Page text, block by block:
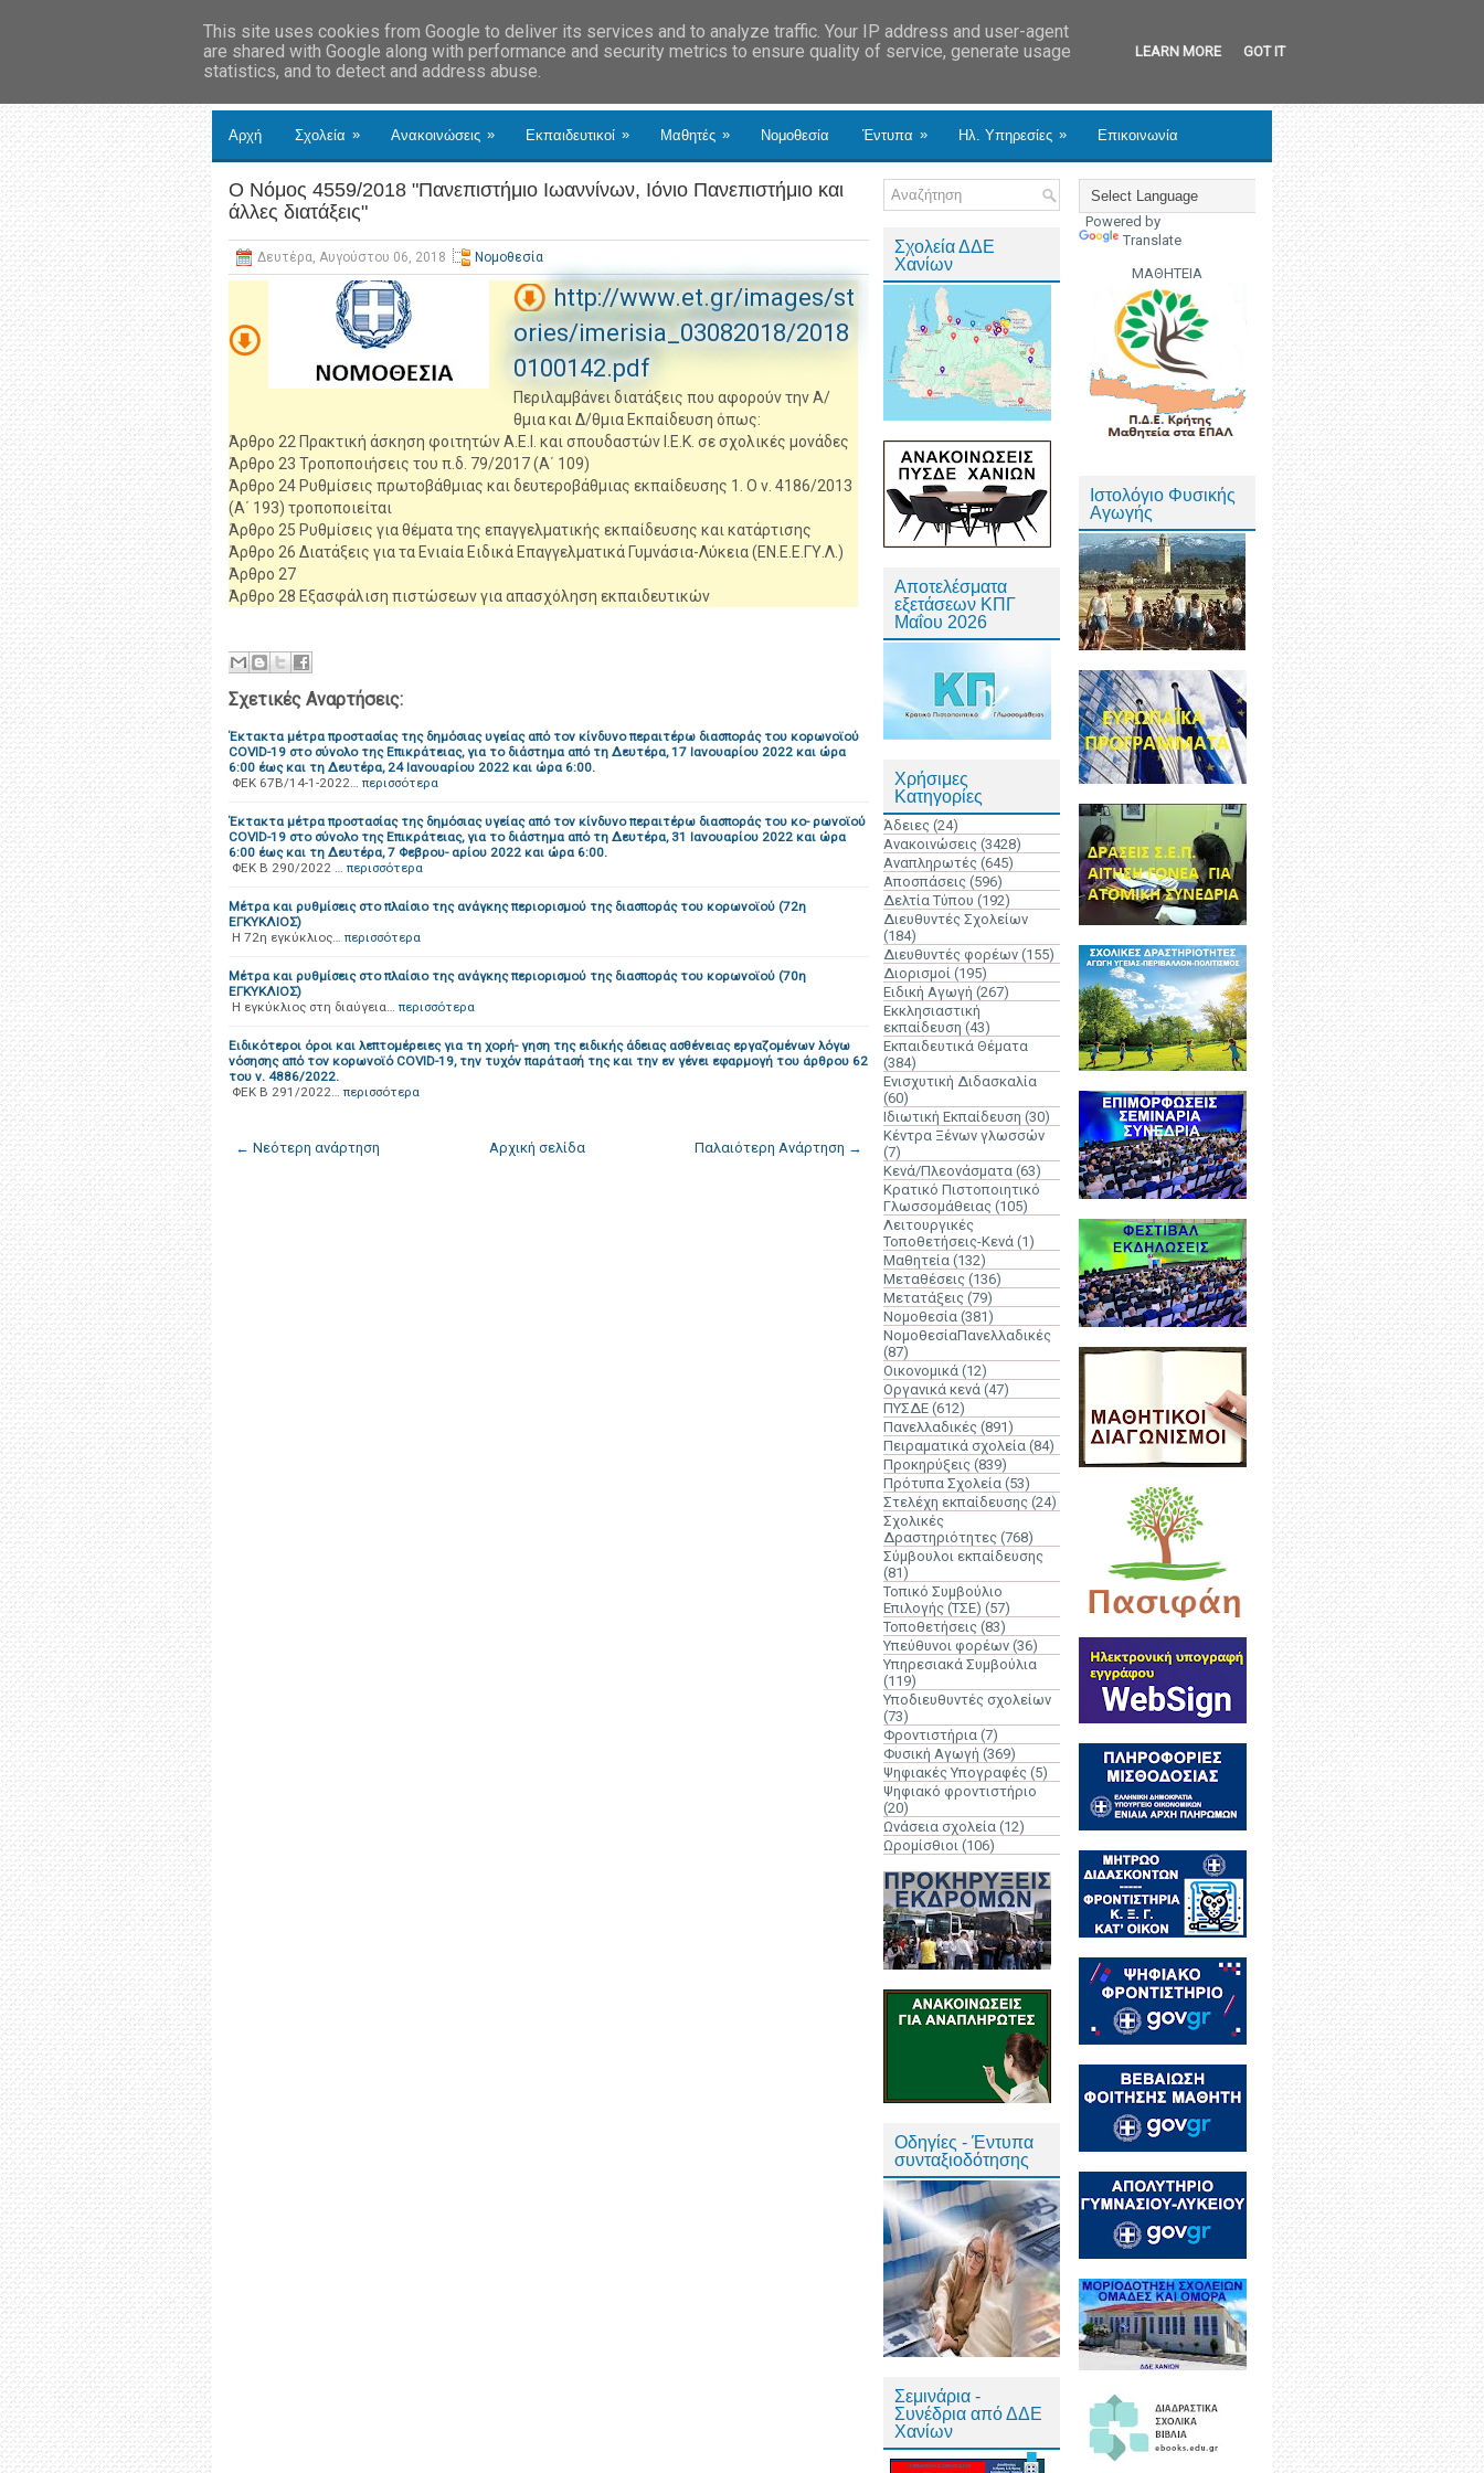
Αρχή Σχολεία » Ανακοινώσεις » Εκπαιδευτικοί » Μαθητές » Νομοθεσία Έντυπα » Ηλ. Υπηρεσίες » Επικοινωνία
Ο Νόμος 4559/2018 "Πανεπιστήμιο Ιωαννίνων, Ιόνιο Πανεπιστήμιο και
άλλες διατάξεις"
Δευτέρα, Αυγούστου 06, 2018 Νομοθεσία
http://www.et.gr/images/st
ories/imerisia_03082018/2018
0100142.pdf
Περιλαμβάνει διατάξεις που αφορούν την Α/
θμια και Δ/θμια Εκπαίδευση όπως:
Άρθρο 22 Πρακτική άσκηση φοιτητών Α.Ε.Ι. και σπουδαστών Ι.Ε.Κ. σε σχολικές μονάδες
Άρθρο 23 Τροποποιήσεις του π.δ. 79/2017 (Α΄ 109)
Άρθρο 24 Ρυθμίσεις πρωτοβάθμιας και δευτεροβάθμιας εκπαίδευσης 1. Ο ν. 4186/2013
(Α΄ 193) τροποποιείται
Άρθρο 25 Ρυθμίσεις για θέματα της επαγγελματικής εκπαίδευσης και κατάρτισης
Άρθρο 26 Διατάξεις για τα Ενιαία Ειδικά Επαγγελματικά Γυμνάσια-Λύκεια (ΕΝ.Ε.Ε.ΓΥ.Λ.)
Άρθρο 27
Άρθρο 28 Εξασφάλιση πιστώσεων για απασχόληση εκπαιδευτικών
Σχετικές Αναρτήσεις:
Έκτακτα μέτρα προστασίας της δημόσιας υγείας από τον κίνδυνο περαιτέρω διασποράς του κορωνοϊού
COVID-19 στο σύνολο της Επικράτειας, για το διάστημα από τη Δευτέρα, 17 Ιανουαρίου 2022 και ώρα
6:00 έως και τη Δευτέρα, 24 Ιανουαρίου 2022 και ώρα 6:00.
ΦΕΚ 67Β/14-1-2022… περισσότερα
Έκτακτα μέτρα προστασίας της δημόσιας υγείας από τον κίνδυνο περαιτέρω διασποράς του κο- ρωνοϊού
COVID-19 στο σύνολο της Επικράτειας, για το διάστημα από τη Δευτέρα, 31 Ιανουαρίου 2022 και ώρα
6:00 έως και τη Δευτέρα, 7 Φεβρου- αρίου 2022 και ώρα 6:00.
ΦΕΚ B 290/2022 … περισσότερα
Μέτρα και ρυθμίσεις στο πλαίσιο της ανάγκης περιορισμού της διασποράς του κορωνοϊού (72η
ΕΓΚΥΚΛΙΟΣ)
H 72η εγκύκλιος… περισσότερα
Μέτρα και ρυθμίσεις στο πλαίσιο της ανάγκης περιορισμού της διασποράς του κορωνοϊού (70η
ΕΓΚΥΚΛΙΟΣ)
H εγκύκλιος στη διαύγεια… περισσότερα
Ειδικότεροι όροι και λεπτομέρειες για τη χορή- γηση της ειδικής άδειας ασθένειας εργαζομένων λόγω
νόσησης από τον κορωνοϊό COVID-19, την τυχόν παράτασή της και την εν γένει εφαρμογή του άρθρου 62
του ν. 4886/2022.
ΦΕΚ B 291/2022… περισσότερα
← Νεότερη ανάρτηση Παλαιότερη Ανάρτηση →
Αρχική σελίδα
Σχολεία ΔΔΕ
Χανίων
Αποτελέσματα
εξετάσεων ΚΠΓ
Μαΐου 2026
Χρήσιμες
Κατηγορίες
Άδειες (24)
Ανακοινώσεις (3428)
Αναπληρωτές (645)
Αποσπάσεις (596)
Δελτία Τύπου (192)
Διευθυντές Σχολείων
(184)
Διευθυντές φορέων (155)
Διορισμοί (195)
Ειδική Αγωγή (267)
Εκκλησιαστική
εκπαίδευση (43)
Εκπαιδευτικά Θέματα
(384)
Ενισχυτική Διδασκαλία
(60)
Ιδιωτική Εκπαίδευση (30)
Κέντρα Ξένων γλωσσών
(7)
Κενά/Πλεονάσματα (63)
Κρατικό Πιστοποιητικό
Γλωσσομάθειας (105)
Λειτουργικές
Τοποθετήσεις-Κενά (1)
Μαθητεία (132)
Μεταθέσεις (136)
Μετατάξεις (79)
Νομοθεσία (381)
ΝομοθεσίαΠανελλαδικές
(87)
Οικονομικά (12)
Οργανικά κενά (47)
ΠΥΣΔΕ (612)
Πανελλαδικές (891)
Πειραματικά σχολεία (84)
Προκηρύξεις (839)
Πρότυπα Σχολεία (53)
Στελέχη εκπαίδευσης (24)
Σχολικές
Δραστηριότητες (768)
Σύμβουλοι εκπαίδευσης
(81)
Τοπικό Συμβούλιο
Επιλογής (ΤΣΕ) (57)
Τοποθετήσεις (83)
Υπεύθυνοι φορέων (36)
Υπηρεσιακά Συμβούλια
(119)
Υποδιευθυντές σχολείων
(73)
Φροντιστήρια (7)
Φυσική Αγωγή (369)
Ψηφιακές Υπογραφές (5)
Ψηφιακό φροντιστήριο
(20)
Ωνάσεια σχολεία (12)
Ωρομίσθιοι (106)
Οδηγίες - Έντυπα
συνταξιοδότησης
Σεμινάρια -
Συνέδρια από ΔΔΕ
Χανίων
Powered by
Translate
ΜΑΘΗΤΕΙΑ
Ιστολόγιο Φυσικής
Αγωγής
This site uses cookies from Google to deliver its services and to analyze traffic. Your IP address and user-agent
are shared with Google along with performance and security metrics to ensure quality of service, generate usage
statistics, and to detect and address abuse.
LEARN MORE GOT IT